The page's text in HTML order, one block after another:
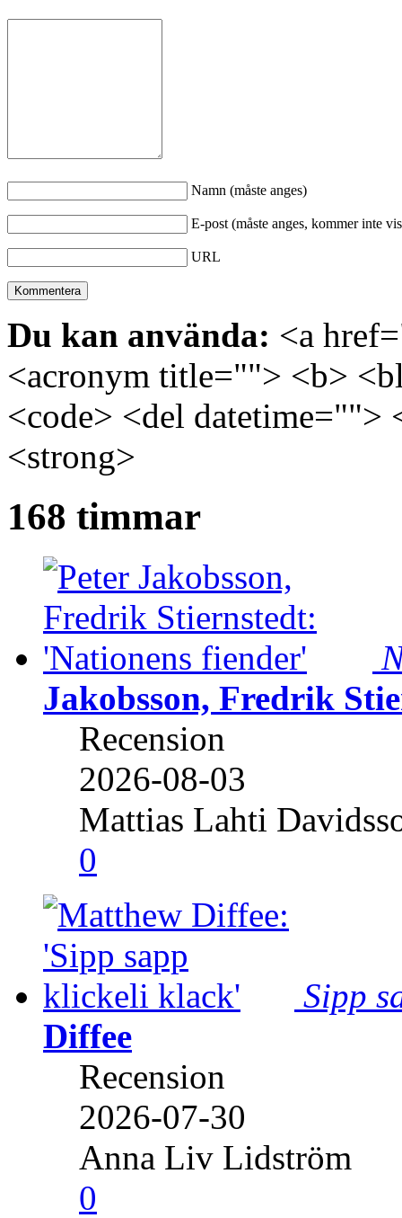
Namn (måste anges)
E-post (måste anges, kommer inte
URL
Du kan använda: <a
<acronym title=""> <b>
<code> <del
<strong>
168 timmar
Jakobsson, Fredrik
Recension
2026-08-03
Mattias Lahti
0
Sipp
Diffee
Recension
2026-07-30
Anna Liv Lidström
0